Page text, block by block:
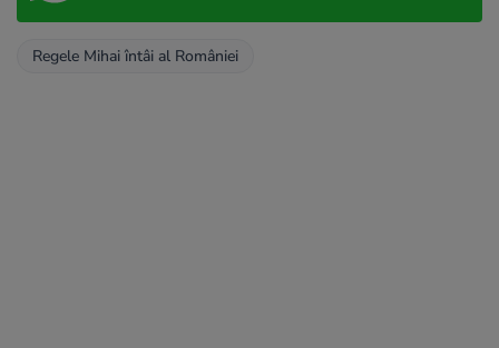
Regele Mihai întâi al României